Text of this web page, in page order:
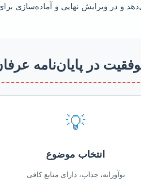
و در ویرایش نهایی و آماده‌سازی
در پایان‌نامه
💡
انتخاب موضوع
نوآورانه، جذاب، دارای منابع کافی